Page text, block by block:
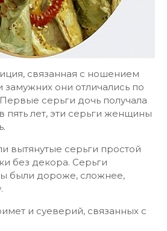
связанная с ношением
они отличались по
серьги дочь получала
пять лет, эти серьги женщины
вытянутые серьги простой
без декора. Серьги
были дороже, сложнее,
и суеверий, связанных с